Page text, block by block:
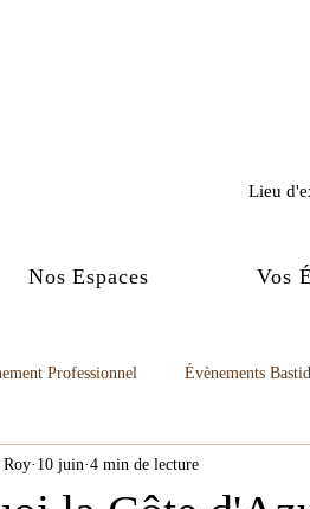
Lieu
Nos Espaces Vos
Professionnel Évènements
Roy 10 juin 4 min de lecture